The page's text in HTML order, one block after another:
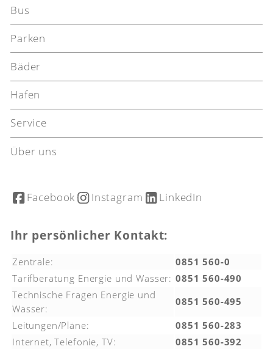
Bus
Parken
Bäder
Hafen
Service
Über uns
Facebook Instagram LinkedIn
Ihr persönlicher Kontakt:
Zentrale:
0851 560-0
Tarifberatung Energie und Wasser: 0851 560-490
Technische Fragen Energie und
Wasser:
0851 560-495
Leitungen/Pläne:
0851 560-283
Internet, Telefonie, TV:
0851 560-392